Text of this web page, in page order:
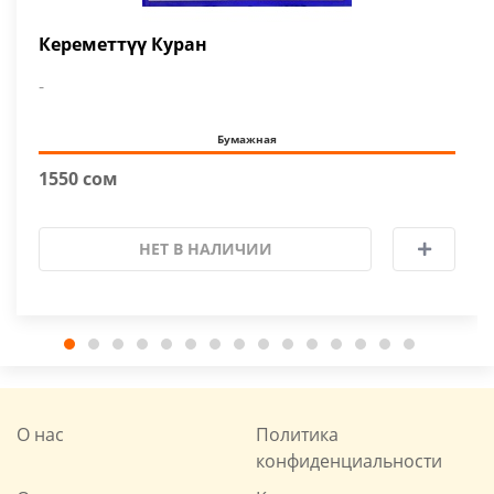
Кереметтүү Куран
-
Бумажная
1550 сом
НЕТ В НАЛИЧИИ
О нас
Политика
конфиденциальности